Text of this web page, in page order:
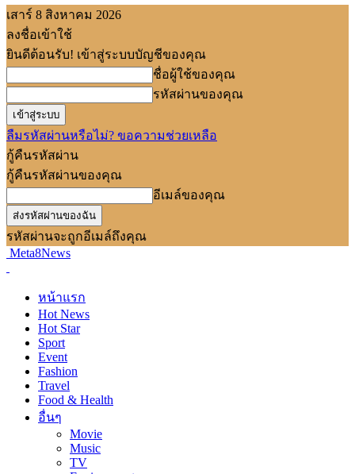
เสาร์ 8 สิงหาคม 2026
ลงชื่อเข้าใช้
ยินดีต้อนรับ! เข้าสู่ระบบบัญชีของคุณ
ชื่อผู้ใช้ของคุณ
รหัสผ่านของคุณ
ลืมรหัสผ่านหรือไม่? ขอความช่วยเหลือ
กู้คืนรหัสผ่าน
กู้คืนรหัสผ่านของคุณ
อีเมล์ของคุณ
รหัสผ่านจะถูกอีเมล์ถึงคุณ
Meta8News
หน้าแรก
Hot News
Hot Star
Sport
Event
Fashion
Travel
Food & Health
อื่นๆ
Movie
Music
TV